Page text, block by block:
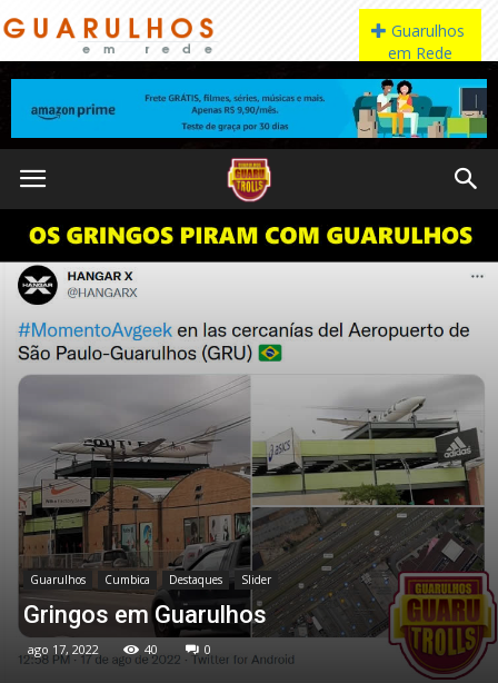
Guarulhos Cumbica Destaques Slider
Gringos em Guarulhos
ago 17, 2022 40 0